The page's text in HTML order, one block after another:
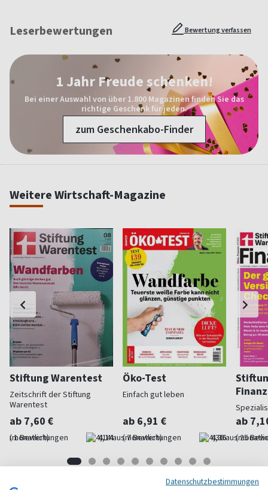
Leserbewertungen Bewertung verfassen
1 Jahr Freude schenken!
Bei einer Auswahl von über 1.800 Magazinen finden Sie das
richtige Geschenk für jeden.
zum Geschenkabo-Finder
Weitere Wirtschaft-Magazine
Stiftung Warentest
Zeitschrift der Stiftung
Warentest
ab 7,60 €
(monatlich) 4,14
Öko-Test
Einfach gut leben
ab 6,91 €
(monatlich) 4,36
ab
Datenschutzbestimmungen